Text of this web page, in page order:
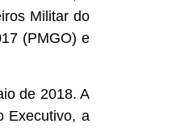
Militar do
(PMGO) e
de 2018. A
Executivo, a